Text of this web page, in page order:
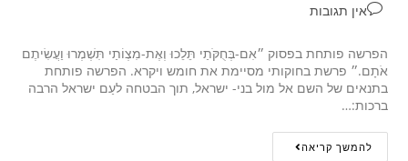
אין תגובות
הפרשה פותחת בפסוק ״אִם-בְּחֻקֹּתַי תֵּלֵכוּ וְאֶת-מִצְו‍ֹתַי תִּשְׁמְרוּ וַעֲשִׂיתֶם
אֹתָם.״ פרשת בחוקותי מסיימת את חומש ויקרא. הפרשה פותחת
בתנאים של השם אל מול בני- ישראל, תוך הבטחה לעַם ישראל הרבה
ברכות:…
להמשך קריאה